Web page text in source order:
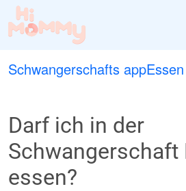
Schwangerschafts app
Darf ich in der
Schwangerschaft
essen?